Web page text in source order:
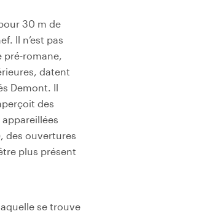
30 m de
Il n’est pas
pré-romane,
datent
Demont. Il
des
des ouvertures
plus présent
se trouve